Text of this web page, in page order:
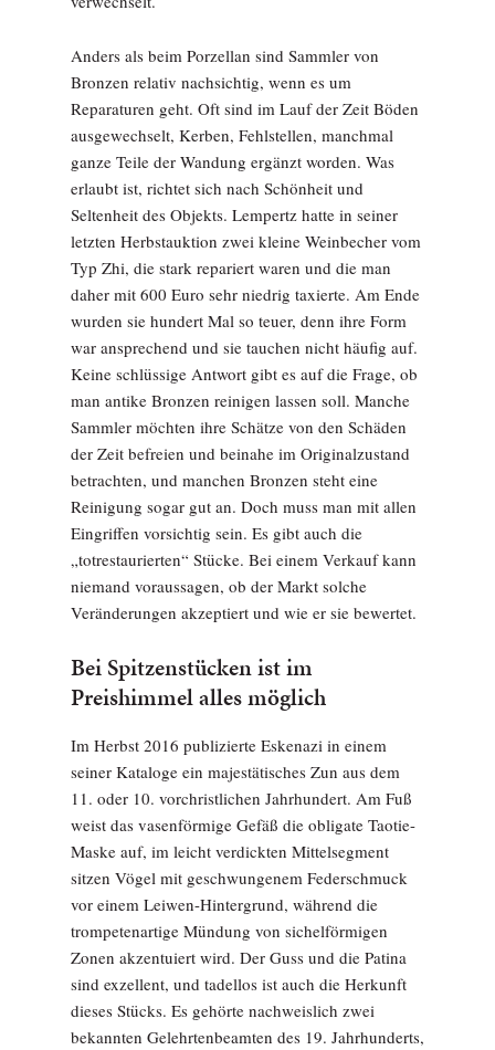
Anders als beim Porzellan sind Sammler von
Bronzen relativ nachsichtig, wenn es um
Reparaturen geht. Oft sind im Lauf der Zeit Böden
ausgewechselt, Kerben, Fehlstellen, manchmal
ganze Teile der Wandung ergänzt worden. Was
erlaubt ist, richtet sich nach Schönheit und
Seltenheit des Objekts. Lempertz hatte in seiner
letzten Herbstauktion zwei kleine Weinbecher vom
Typ Zhi, die stark repariert waren und die man
daher mit 600 Euro sehr niedrig taxierte. Am Ende
wurden sie hundert Mal so teuer, denn ihre Form
war ansprechend und sie tauchen nicht häufig auf.
Keine schlüssige Antwort gibt es auf die Frage, ob
man antike Bronzen reinigen lassen soll. Manche
Sammler möchten ihre Schätze von den Schäden
der Zeit befreien und beinahe im Originalzustand
betrachten, und manchen Bronzen steht eine
Reinigung sogar gut an. Doch muss man mit allen
Eingriffen vorsichtig sein. Es gibt auch die
„totrestaurierten“ Stücke. Bei einem Verkauf kann
niemand voraussagen, ob der Markt solche
Veränderungen akzeptiert und wie er sie bewertet.
Bei Spitzenstücken ist im
Preishimmel alles möglich
Im Herbst 2016 publizierte Eskenazi in einem
seiner Kataloge ein majestätisches Zun aus dem
11. oder 10. vorchristlichen Jahrhundert. Am Fuß
weist das vasenförmige Gefäß die obligate Taotie-
Maske auf, im leicht verdickten Mittelsegment
sitzen Vögel mit geschwungenem Federschmuck
vor einem Leiwen-Hintergrund, während die
trompetenartige Mündung von sichelförmigen
Zonen akzentuiert wird. Der Guss und die Patina
sind exzellent, und tadellos ist auch die Herkunft
dieses Stücks. Es gehörte nachweislich zwei
bekannten Gelehrtenbeamten des 19. Jahrhunderts,